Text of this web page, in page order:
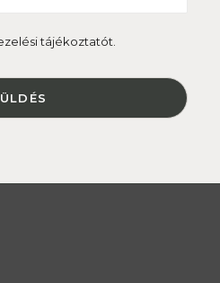
tájékoztatót.